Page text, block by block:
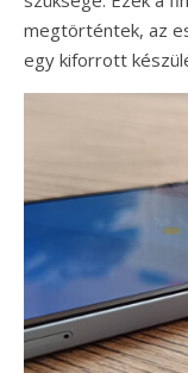
megtörténtek, az
egy kiforrott